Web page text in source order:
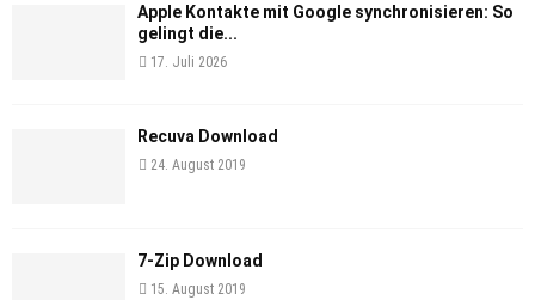
Apple Kontakte mit Google synchronisieren: So
gelingt die...
17. Juli 2026
Recuva Download
24. August 2019
7-Zip Download
15. August 2019